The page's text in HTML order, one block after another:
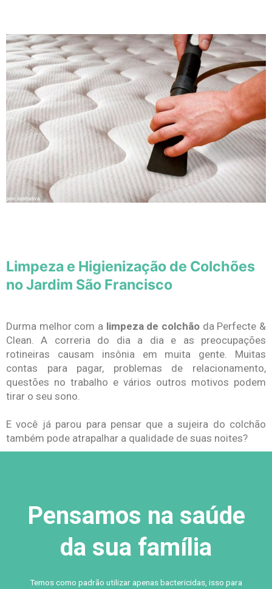
Limpeza e Higienização de Colchões
no Jardim São Francisco
Durma melhor com a limpeza de colchão da Perfecte &
Clean. A correria do dia a dia e as preocupações
rotineiras causam insônia em muita gente. Muitas
contas para pagar, problemas de relacionamento,
questões no trabalho e vários outros motivos podem
tirar o seu sono.
E você já parou para pensar que a sujeira do colchão
também pode atrapalhar a qualidade de suas noites?
Pensamos na saúde
da sua família
Temos como padrão utilizar apenas bactericidas, isso para